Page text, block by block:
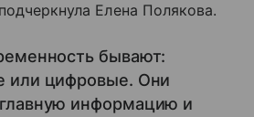
Елена Полякова.
бывают:
или цифровые. Они
информацию и